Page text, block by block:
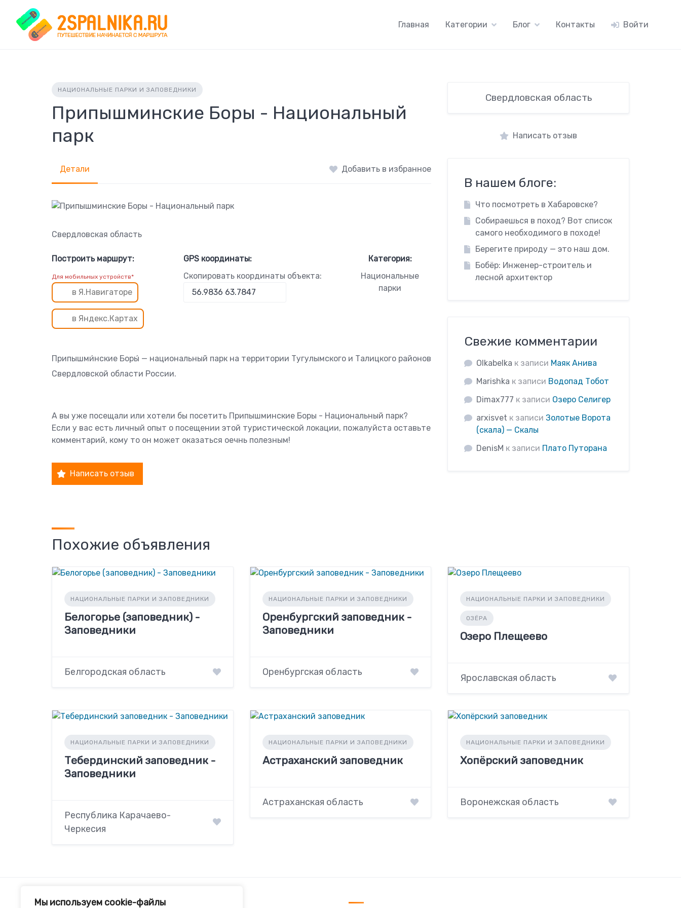
Мы используем cookie-файлы
content
Главная Категории Блог Контакты Войти
НАЦИОНАЛЬНЫЕ ПАРКИ И ЗАПОВЕДНИКИ
Припышминские Боры - Национальный
парк
Детали Добавить в избранное
Свердловская область
Построить маршрут:
Для мобильных устройств*
в Я.Навигаторе
в Яндекс.Картах
GPS координаты:
Скопировать координаты объекта:
Категория:
Национальные
парки
Припышми́нские Боры́ — национальный парк на территории Тугулымского и Талицкого районов
Свердловской области России.
А вы уже посещали или хотели бы посетить Припышминские Боры - Национальный парк?
Если у вас есть личный опыт о посещении этой туристической локации, пожалуйста оставьте
комментарий, кому то он может оказаться оечнь полезным!
Написать отзыв
Свердловская область
Написать отзыв
В нашем блоге:
Что посмотреть в Хабаровске?
Собираешься в поход? Вот список
самого необходимого в походе!
Берегите природу — это наш дом.
Бобёр: Инженер-строитель и
лесной архитектор
Свежие комментарии
Olkabelka к записи Маяк Анива
Marishka к записи Водопад Тобот
Dimax777 к записи Озеро Селигер
arxisvet к записиЗолотые Ворота
(скала) — Скалы
DenisM к записи Плато Путорана
Похожие объявления
НАЦИОНАЛЬНЫЕ ПАРКИ И ЗАПОВЕДНИКИ
Белогорье (заповедник) -
Заповедники
Белгородская область
НАЦИОНАЛЬНЫЕ ПАРКИ И ЗАПОВЕДНИКИ
Оренбургский заповедник -
Заповедники
Оренбургская область
НАЦИОНАЛЬНЫЕ ПАРКИ И ЗАПОВЕДНИКИ
ОЗЁРА
Озеро Плещеево
Ярославская область
НАЦИОНАЛЬНЫЕ ПАРКИ И ЗАПОВЕДНИКИ
Тебердинский заповедник -
Заповедники
Республика Карачаево-
Черкесия
НАЦИОНАЛЬНЫЕ ПАРКИ И ЗАПОВЕДНИКИ
Астраханский заповедник
Астраханская область
НАЦИОНАЛЬНЫЕ ПАРКИ И ЗАПОВЕДНИКИ
Хопёрский заповедник
Воронежская область